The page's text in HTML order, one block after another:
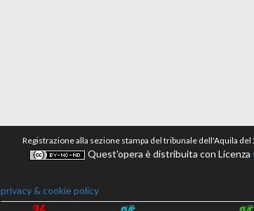
Registrazione alla sezione stampa del tribunale dell'Aquila
Quest'opera è distribuita con Licenza
privacy & cookie policy